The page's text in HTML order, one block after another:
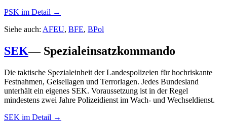
PSK im Detail →
Siehe auch: AFEU, BFE, BPol
SEK— Spezialeinsatzkommando
Die taktische Spezialeinheit der Landespolizeien für hochriskante
Festnahmen, Geisellagen und Terrorlagen. Jedes Bundesland
unterhält ein eigenes SEK. Voraussetzung ist in der Regel
mindestens zwei Jahre Polizeidienst im Wach- und Wechseldienst.
SEK im Detail →